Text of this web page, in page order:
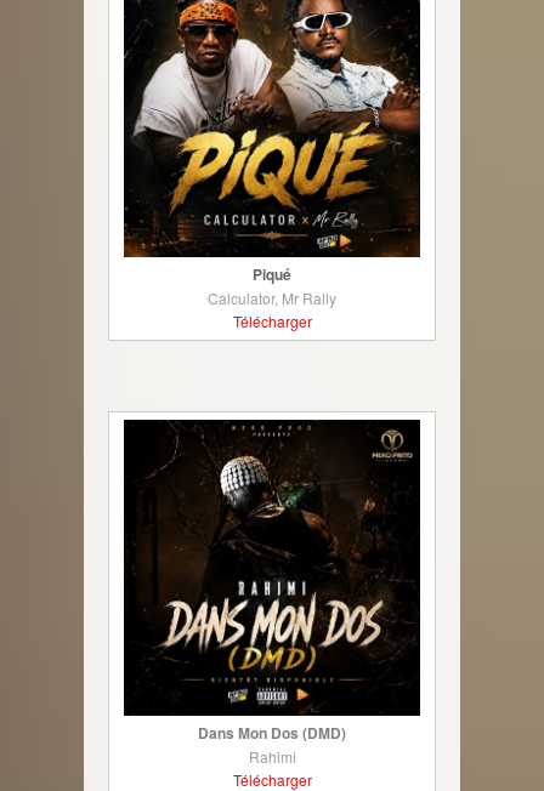
Piqué
Calculator, Mr Rally
Télécharger
Dans Mon Dos (DMD)
Rahimi
Télécharger